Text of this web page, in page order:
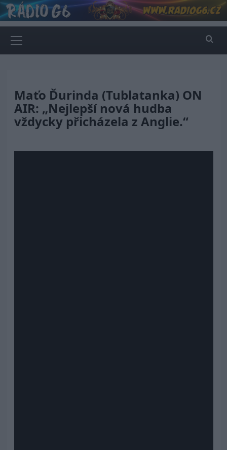
Skip
to
content
Menu
Maťo Ďurinda (Tublatanka) ON
AIR: „Nejlepší nová hudba
vždycky přicházela z Anglie.“